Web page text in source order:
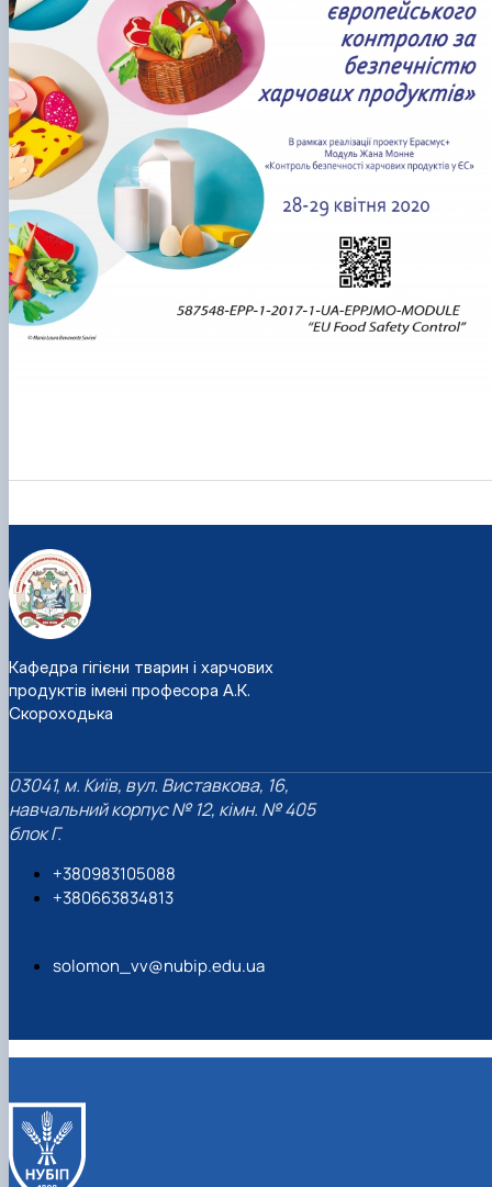
Кафедра гігієни тварин і харчових
продуктів імені професора А.К.
Скороходька
03041, м. Київ, вул. Виставкова, 16,
навчальний корпус № 12, кімн. № 405
блок Г.
+380983105088
+380663834813
solomon_vv@nubip.edu.ua